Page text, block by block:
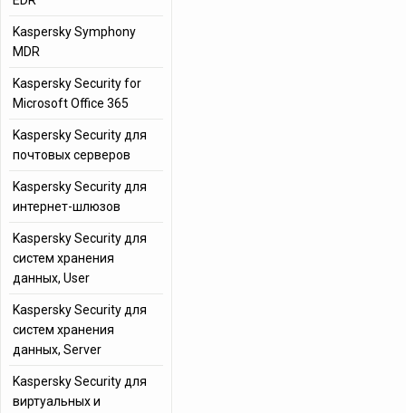
Kaspersky Symphony
MDR
Kaspersky Security for
Microsoft Office 365
Kaspersky Security для
почтовых серверов
Kaspersky Security для
интернет-шлюзов
Kaspersky Security для
систем хранения
данных, User
Kaspersky Security для
систем хранения
данных, Server
Kaspersky Security для
виртуальных и